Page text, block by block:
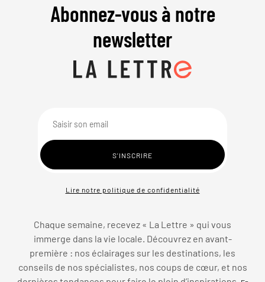
Abonnez-vous à notre
newsletter
Lire notre politique de confidentialité
Chaque semaine, recevez « La Lettre » qui vous
immerge dans la vie locale. Découvrez en avant-
première : nos éclairages sur les destinations, les
conseils de nos spécialistes, nos coups de cœur, et nos